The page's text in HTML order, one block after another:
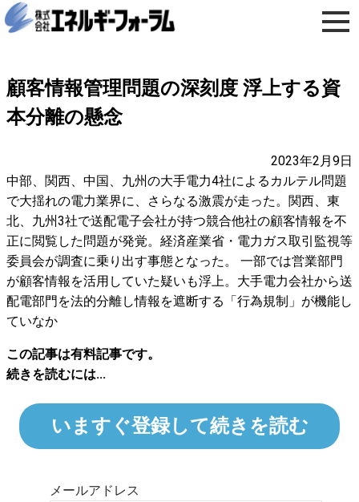
顧客情報管理問題の深刻度 浮上する資
本分離の懸念
2023年2月9日
中部、関西、中国、九州の大手電力4社によるカルテル問題
で大揺れの電力業界に、さらなる激震が走った。関西、東
北、九州3社で送配電子会社が持つ競合他社の顧客情報を不
正に閲覧した問題が発覚。経済産業省・電力ガス取引監視等
委員会が調査に乗り出す事態となった。 一部では営業部門
が顧客情報を活用していた疑いも浮上。大手電力会社から送
配電部門を法的分離し情報を遮断する「行為規制」が機能し
ていなか
この記事は有料記事です。
続きを読むには...
いますぐ登録して続きを読む
メールアドレス